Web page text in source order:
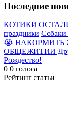
Последние
КОТИКИ
праздники Собаки
😭 НАКОРМИТЬ
ОБЩЕЖИТИИ
Рождество!
0 0 голоса
Рейтинг статьи